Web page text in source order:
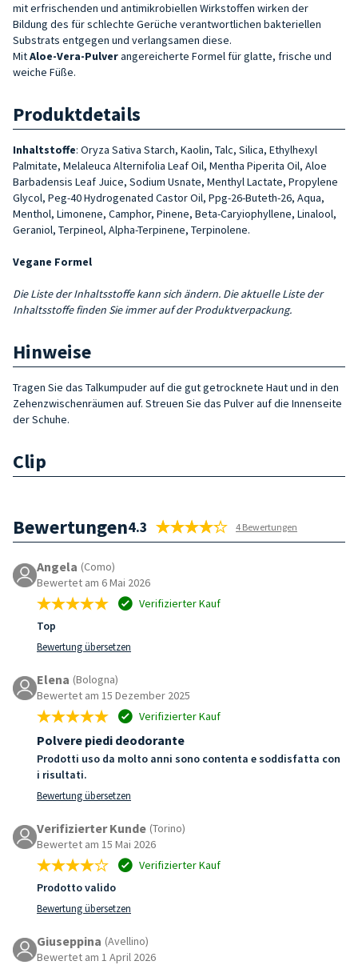
mit erfrischenden und antimikrobiellen Wirkstoffen wirken der
Bildung des für schlechte Gerüche verantwortlichen bakteriellen
Substrats entgegen und verlangsamen diese.
MitAloe-Vera-Pulverangereicherte Formel für glatte, frische und
weiche Füße.
Produktdetails
Inhaltstoffe: Oryza Sativa Starch, Kaolin, Talc, Silica, Ethylhexyl
Palmitate, Melaleuca Alternifolia Leaf Oil, Mentha Piperita Oil, Aloe
Barbadensis Leaf Juice, Sodium Usnate, Menthyl Lactate, Propylene
Glycol, Peg-40 Hydro­genated Castor Oil, Ppg-26-Buteth-26, Aqua,
Menthol, Limonene, Camphor, Pinene, Beta-Caryiophyllene, Lina­lool,
Geraniol, Terpineol, Alpha-Terpinene, Terpinolene.
Vegane Formel
Die Liste der Inhaltsstoffe kann sich ändern. Die aktuelle Liste der
Inhaltsstoffe finden Sie immer auf der Produktverpackung.
Hinweise
Tragen Sie das Talkumpuder auf die gut getrocknete Haut und in den
Zehenzwischenräumen auf. Streuen Sie das Pulver auf die Innenseite
der Schuhe.
Clip
Bewertungen4.3 4 Bewertungen
Angela (Como)
Bewertet am 6 Mai 2026
Verifizierter Kauf
Top
Bewertung übersetzen
Elena (Bologna)
Bewertet am 15 Dezember 2025
Verifizierter Kauf
Polvere piedi deodorante
Prodotti uso da molto anni sono contenta e soddisfatta con
i risultati.
Bewertung übersetzen
Verifizierter Kunde (Torino)
Bewertet am 15 Mai 2026
Verifizierter Kauf
Prodotto valido
Bewertung übersetzen
Giuseppina (Avellino)
Bewertet am 1 April 2026